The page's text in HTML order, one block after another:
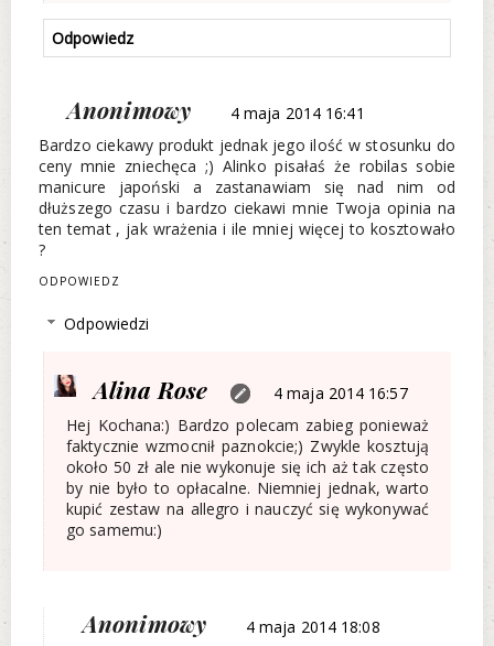
Odpowiedz
Anonimowy
4 maja 2014 16:41
Bardzo ciekawy produkt jednak jego ilość w stosunku do
ceny mnie zniechęca ;) Alinko pisałaś że robilas sobie
manicure japoński a zastanawiam się nad nim od
dłuższego czasu i bardzo ciekawi mnie Twoja opinia na
ten temat , jak wrażenia i ile mniej więcej to kosztowało
?
ODPOWIEDZ
Odpowiedzi
Alina Rose
4 maja 2014 16:57
Hej Kochana:) Bardzo polecam zabieg ponieważ
faktycznie wzmocnił paznokcie;) Zwykle kosztują
około 50 zł ale nie wykonuje się ich aż tak często
by nie było to opłacalne. Niemniej jednak, warto
kupić zestaw na allegro i nauczyć się wykonywać
go samemu:)
Anonimowy
4 maja 2014 18:08